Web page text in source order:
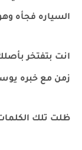
السياره فجأه
انت بتفتخر
زمن مع خبره
ظلت تلك